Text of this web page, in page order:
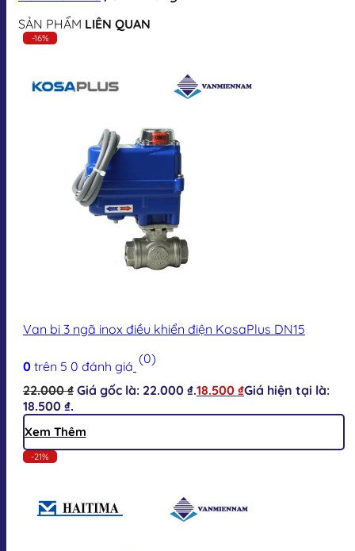
SẢN PHẨM LIÊN QUAN
-16%
Van bi 3 ngã inox điều khiển điện KosaPlus DN15
0 trên 5 0 đánh giá (0)
22.000₫ Giá gốc là: 22.000 ₫.18.500 ₫Giá hiện tại là:
18.500 ₫.
Xem Thêm
-21%